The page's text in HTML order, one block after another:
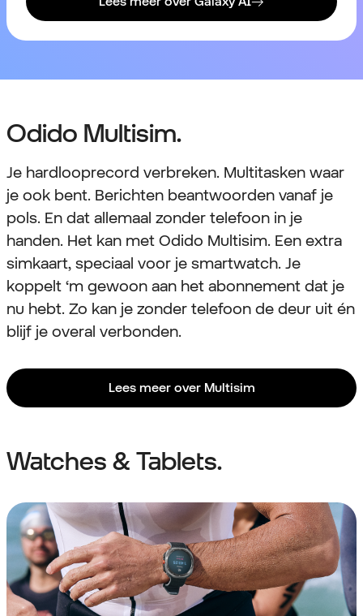
Odido Multisim.
Je hardlooprecord verbreken. Multitasken waar
je ook bent. Berichten beantwoorden vanaf je
pols. En dat allemaal zonder telefoon in je
handen. Het kan met Odido Multisim. Een extra
simkaart, speciaal voor je smartwatch. Je
koppelt ‘m gewoon aan het abonnement dat je
nu hebt. Zo kan je zonder telefoon de deur uit én
blijf je overal verbonden.
Lees meer over Multisim
Watches & Tablets.